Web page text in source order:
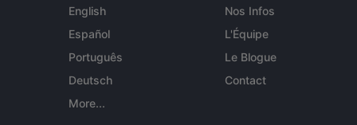
English
Español
Português
Deutsch
More...
Nos Infos
L'Équipe
Le Blogue
Contact